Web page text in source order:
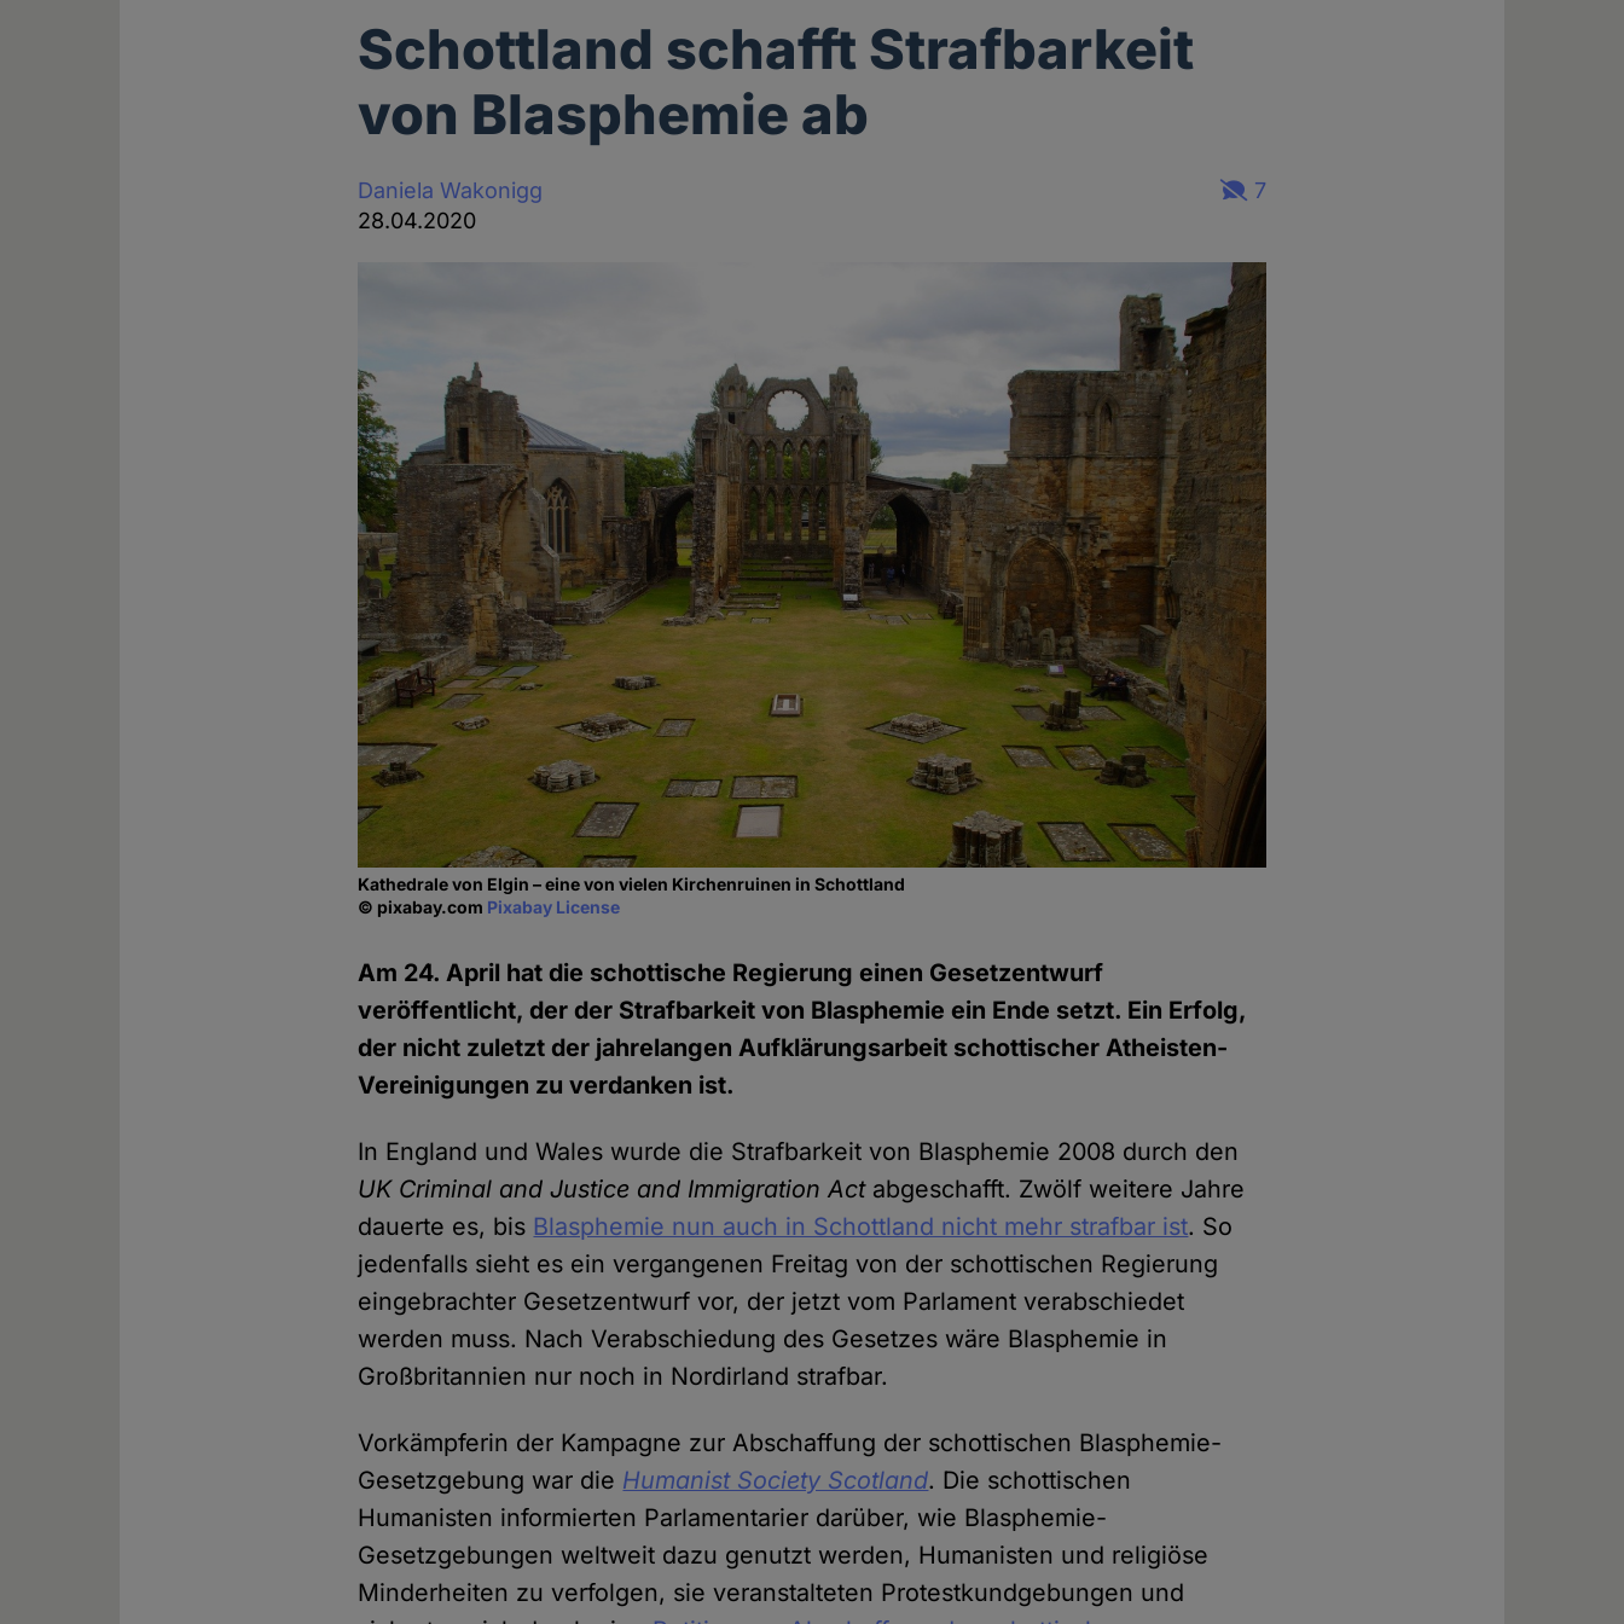
Schottland schafft Strafbarkeit
von Blasphemie ab
Daniela Wakonigg
28.04.2020
7
Kathedrale von Elgin – eine von vielen Kirchenruinen in Schottland
© pixabay.com Pixabay License
Am 24. April hat die schottische Regierung einen Gesetzentwurf
veröffentlicht, der der Strafbarkeit von Blasphemie ein Ende setzt. Ein Erfolg,
der nicht zuletzt der jahrelangen Aufklärungsarbeit schottischer Atheisten-
Vereinigungen zu verdanken ist.
In England und Wales wurde die Strafbarkeit von Blasphemie 2008 durch den
UK Criminal and Justice and Immigration Actabgeschafft. Zwölf weitere Jahre
dauerte es, bis Blasphemie nun auch in Schottland nicht mehr strafbar ist. So
jedenfalls sieht es ein vergangenen Freitag von der schottischen Regierung
eingebrachter Gesetzentwurf vor, der jetzt vom Parlament verabschiedet
werden muss. Nach Verabschiedung des Gesetzes wäre Blasphemie in
Großbritannien nur noch in Nordirland strafbar.
Vorkämpferin der Kampagne zur Abschaffung der schottischen Blasphemie-
Gesetzgebung war die Humanist Society Scotland. Die schottischen
Humanisten informierten Parlamentarier darüber, wie Blasphemie-
Gesetzgebungen weltweit dazu genutzt werden, Humanisten und religiöse
Minderheiten zu verfolgen, sie veranstalteten Protestkundgebungen und